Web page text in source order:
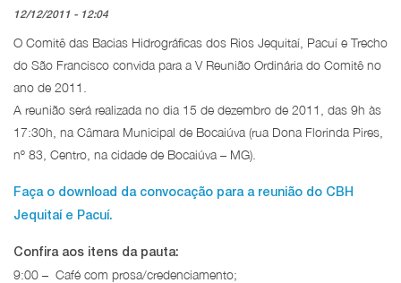
12/12/2011 - 12:04
O Comitê das Bacias Hidrográficas dos Rios Jequitaí, Pacuí e Trecho
do São Francisco convida para a V Reunião Ordinária do Comitê no
ano de 2011.
A reunião será realizada no dia 15 de dezembro de 2011, das 9h às
17:30h, na Câmara Municipal de Bocaiúva (rua Dona Florinda Pires,
nº 83, Centro, na cidade de Bocaiúva – MG).
Faça o download da convocação para a reunião do CBH
Jequitaí e Pacuí.
Confira aos itens da pauta:
9:00 – Café com prosa/credenciamento;